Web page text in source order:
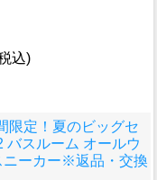
込)
限定！夏のビッグセ
バスルーム オールウ
ニーカー※返品・交換